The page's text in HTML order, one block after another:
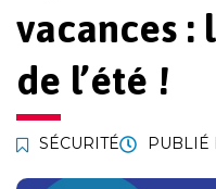
vacances :
de l’été !
SÉCURITÉ PUBLIÉ